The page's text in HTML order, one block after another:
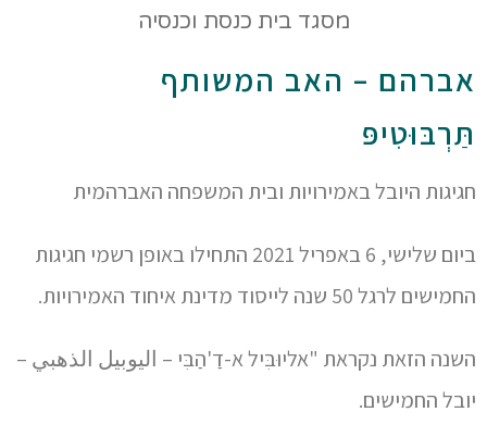
אברהם – האב המשותף
תַּרְבּוּטִיפּ
חגיגות היובל באמירויות ובית המשפחה האברהמית
ביום שלישי, 6 באפריל 2021 התחילו באופן רשמי חגיגות
החמישים לרגל 50 שנה לייסוד מדינת איחוד האמירויות.
השנה הזאת נקראת "אליוּבִּיל א-דַ'הַבִּי – اليوبيل الذهبي –
יובל החמישים.